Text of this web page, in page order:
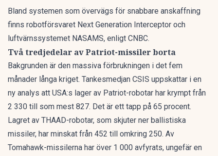
Bland systemen som övervägs för snabbare anskaffning
finns robotförsvaret Next Generation Interceptor och
luftvärnssystemet NASAMS, enligt CNBC.
Två tredjedelar av Patriot-missiler borta
Bakgrunden är den massiva förbrukningen i det fem
månader långa kriget. Tankesmedjan CSIS uppskattar i en
ny analys att USA:s lager av Patriot-robotar har krympt från
2 330 till som mest 827. Det är ett tapp på 65 procent.
Lagret av THAAD-robotar, som skjuter ner ballistiska
missiler, har minskat från 452 till omkring 250. Av
Tomahawk-missilerna har över 1 000 avfyrats, ungefär en